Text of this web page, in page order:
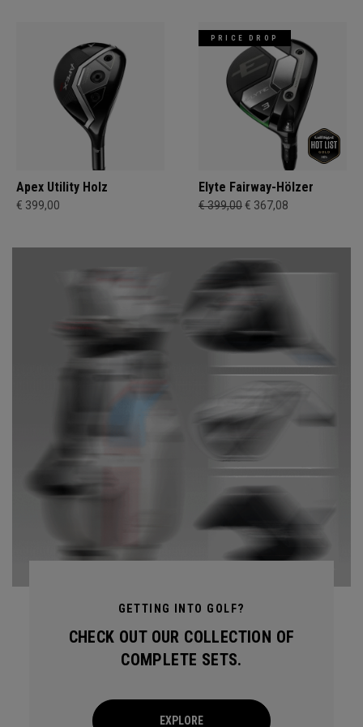
Apex Utility Holz
€ 399,00
GETTING INTO GOLF?
CHECK OUT OUR COLLECTION OF
COMPLETE SETS.
EXPLORE
PRICE DROP
Elyte Fairway-Hölzer
€ 399,00€ 367,08